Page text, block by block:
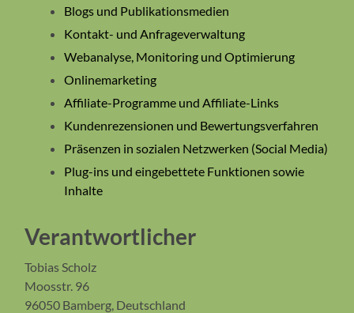
Blogs und Publikationsmedien
Kontakt- und Anfrageverwaltung
Webanalyse, Monitoring und Optimierung
Onlinemarketing
Affiliate-Programme und Affiliate-Links
Kundenrezensionen und Bewertungsverfahren
Präsenzen in sozialen Netzwerken (Social Media)
Plug-ins und eingebettete Funktionen sowie
Inhalte
Verantwortlicher
Tobias Scholz
Moosstr. 96
96050 Bamberg, Deutschland